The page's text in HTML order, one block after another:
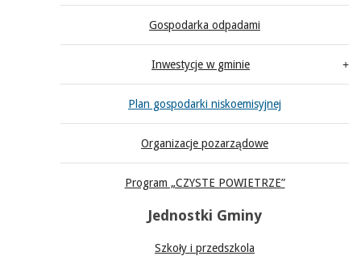
Gospodarka odpadami
Inwestycje w gminie
Plan gospodarki niskoemisyjnej
Organizacje pozarządowe
Program „CZYSTE POWIETRZE”
Jednostki Gminy
Szkoły i przedszkola